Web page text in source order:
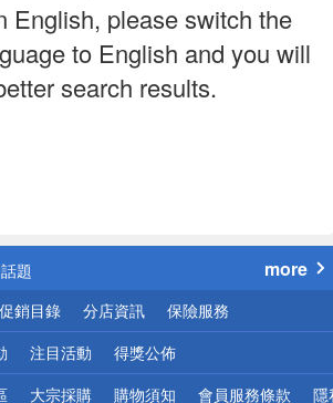
English, please switch the
to English and you will
search results.
告
題
惠
區配送
頁！請小心！
more
促銷目錄 分店資訊 保險服務
注目活動 得獎公佈
大宗採購 購物須知 會員服務條款 隱